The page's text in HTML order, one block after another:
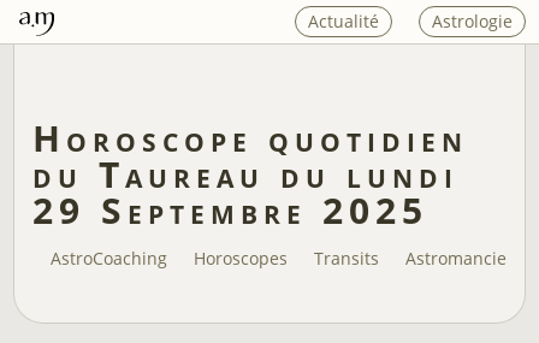
Actualité Astrologie
Horoscope quotidien
du Taureau du lundi
29 Septembre 2025
AstroCoaching Horoscopes Transits Astromancie